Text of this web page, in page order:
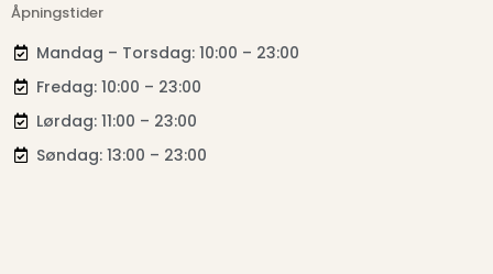
Åpningstider
Mandag – Torsdag: 10:00 – 23:00
Fredag: 10:00 – 23:00
Lørdag: 11:00 – 23:00
Søndag: 13:00 – 23:00